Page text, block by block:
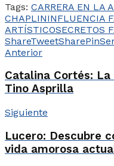
Tags: CARRERA EN LA
CHAPLININFLUENCIA
ARTÍSTICOSECRETOS
ShareTweetSharePin
Anterior
Catalina Cortés:
Tino Asprilla
Siguiente
Lucero: Descubre
vida amorosa